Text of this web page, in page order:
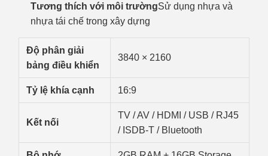
Tương thích với môi trườngSử dụng nhựa và
nhựa tái chế trong xây dựng
Độ phân giải
bảng điều khiển
3840 × 2160
Tỷ lệ khía cạnh 16:9
Kết nối
TV / AV / HDMI / USB / RJ45
/ ISDB-T / Bluetooth